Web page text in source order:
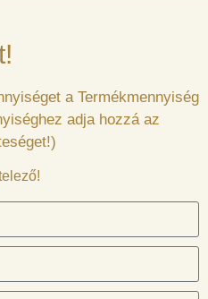
a Termékmennyiség
adja hozzá az